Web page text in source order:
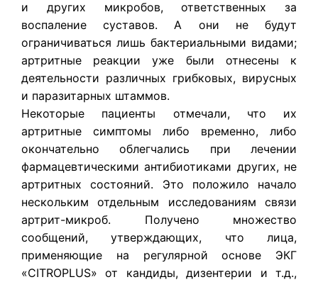
и других микробов, ответственных за
воспаление суставов. А они не будут
ограничиваться лишь бактериальными видами;
артритные реакции уже были отнесены к
деятельности различных грибковых, вирусных
и паразитарных штаммов.
Некоторые пациенты отмечали, что их
артритные симптомы либо временно, либо
окончательно облегчались при лечении
фармацевтическими антибиотиками других, не
артритных состояний. Это положило начало
нескольким отдельным исследованиям связи
артрит-микроб. Получено множество
сообщений, утверждающих, что лица,
применяющие на регулярной основе ЭКГ
«CITROPLUS» от кандиды, дизентерии и т.д.,